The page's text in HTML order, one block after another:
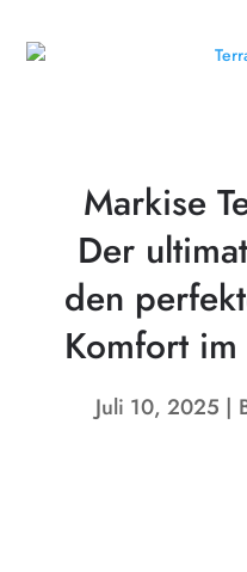
Markise
Der
den
Komfort
Juli 10, 2025